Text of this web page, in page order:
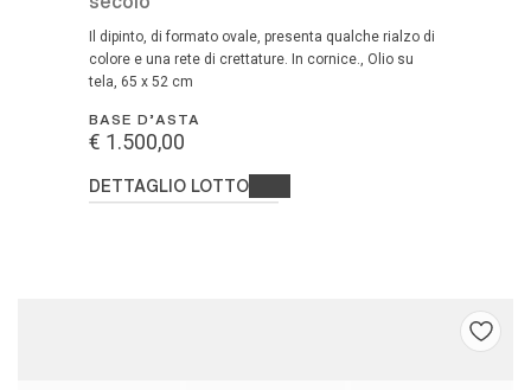
Il dipinto, di formato ovale, presenta qualche rialzo di
colore e una rete di crettature. In cornice., Olio su
tela, 65 x 52 cm
BASE D'ASTA
€ 1.500,00
DETTAGLIO LOTTO